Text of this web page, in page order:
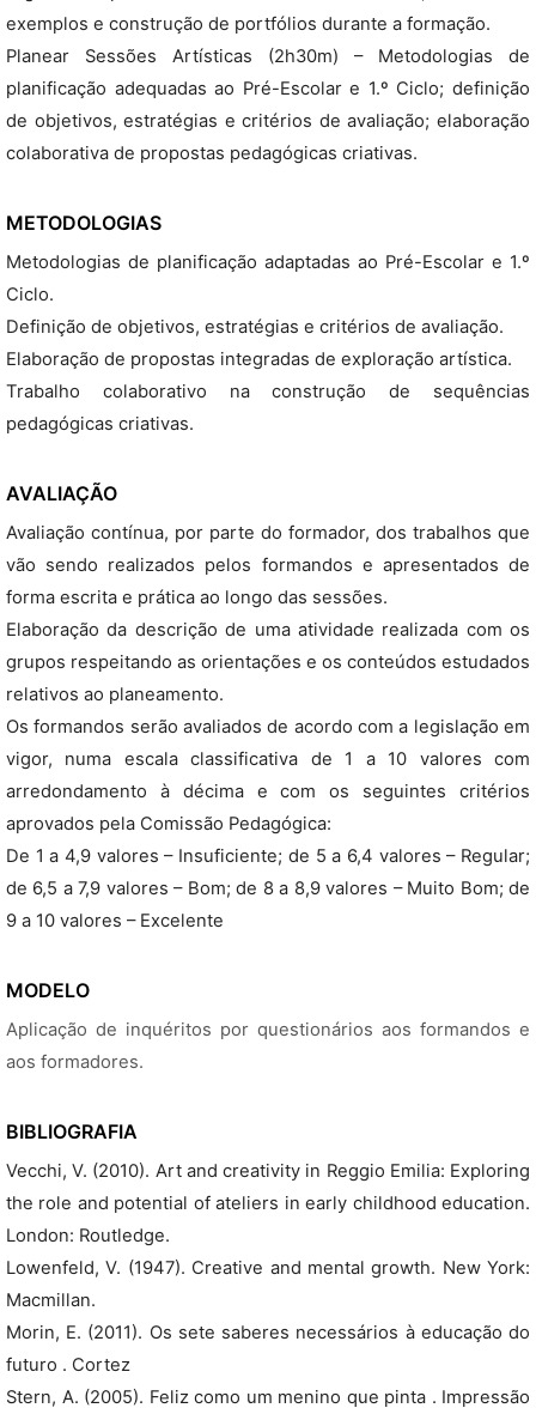
exemplos e construção de portfólios durante a formação.
Planear Sessões Artísticas (2h30m) – Metodologias de
planificação adequadas ao Pré-Escolar e 1.º Ciclo; definição
de objetivos, estratégias e critérios de avaliação; elaboração
colaborativa de propostas pedagógicas criativas.
METODOLOGIAS
Metodologias de planificação adaptadas ao Pré-Escolar e 1.º
Ciclo.
Definição de objetivos, estratégias e critérios de avaliação.
Elaboração de propostas integradas de exploração artística.
Trabalho colaborativo na construção de sequências
pedagógicas criativas.
AVALIAÇÃO
Avaliação contínua, por parte do formador, dos trabalhos que
vão sendo realizados pelos formandos e apresentados de
forma escrita e prática ao longo das sessões.
Elaboração da descrição de uma atividade realizada com os
grupos respeitando as orientações e os conteúdos estudados
relativos ao planeamento.
Os formandos serão avaliados de acordo com a legislação em
vigor, numa escala classificativa de 1 a 10 valores com
arredondamento à décima e com os seguintes critérios
aprovados pela Comissão Pedagógica:
De 1 a 4,9 valores – Insuficiente; de 5 a 6,4 valores – Regular;
de 6,5 a 7,9 valores – Bom; de 8 a 8,9 valores – Muito Bom; de
9 a 10 valores – Excelente
MODELO
Aplicação de inquéritos por questionários aos formandos e
aos formadores.
BIBLIOGRAFIA
Vecchi, V. (2010). Art and creativity in Reggio Emilia: Exploring
the role and potential of ateliers in early childhood education.
London: Routledge.
Lowenfeld, V. (1947). Creative and mental growth. New York:
Macmillan.
Morin, E. (2011). Os sete saberes necessários à educação do
futuro . Cortez
Stern, A. (2005). Feliz como um menino que pinta . Impressão